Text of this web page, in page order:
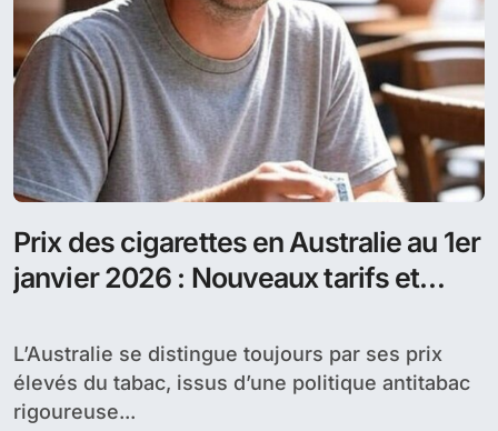
Prix des cigarettes en Australie au 1er
janvier 2026 : Nouveaux tarifs et
L’Australie se distingue toujours par ses prix
élevés du tabac, issus d’une politique antitabac
rigoureuse...